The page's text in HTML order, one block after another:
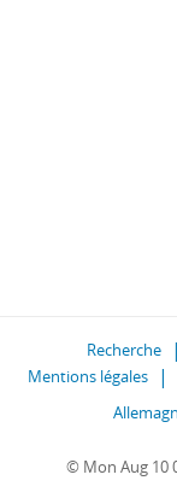
Recherche
Mentions légales
© Mon Aug 10